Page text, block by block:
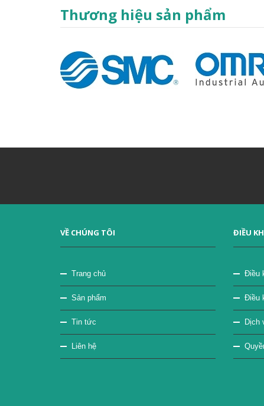
Thương hiệu sản phẩm
VỀ CHÚNG TÔI
Trang chủ
Sản phẩm
Tin tức
Liên hệ
ĐIỀU
Điều
Điều
Dịch